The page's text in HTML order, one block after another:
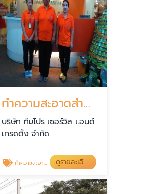
ทำความสะอาดสำนักงาน โคราช
บริษัท ทีมโปร เซอร์วิส แอนด์
เทรดดิ้ง จำกัด
ทำความสะอาดสำนักงาน โคราช ดูรายละเอียด